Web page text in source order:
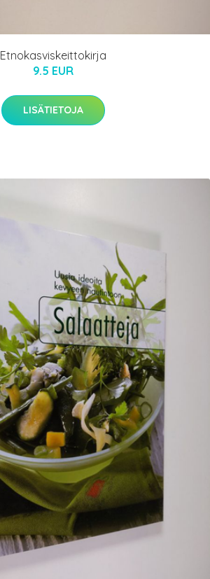
Etnokasviskeittokirja
9.5 EUR
LISÄTIETOJA